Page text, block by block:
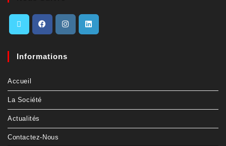
Informations
Accueil
La Société
Actualités
Contactez-Nous